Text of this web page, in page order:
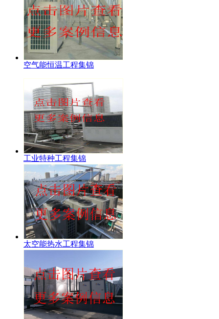
空气能恒温工程集锦
工业特种工程集锦
太空能热水工程集锦